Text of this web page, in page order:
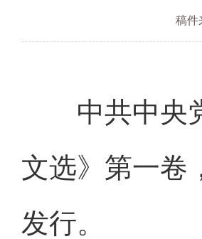
稿件
中共中央党
文选》第一卷
发行。